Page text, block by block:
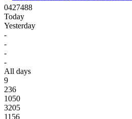
0427488
Today
Yesterday
-
-
-
-
All days
9
236
1050
3205
1156